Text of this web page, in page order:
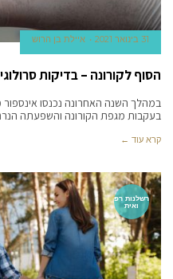
31 בינואר 2021 איילת בן הרוש
הסוף לקורונה – בדיקות
במהלך השנה האחרונה נכנסו אינספור
בעקבות מגפת הקורונה והשפעתה
קרא עוד ←
רשלנות רפ
ואית